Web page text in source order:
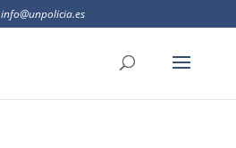
info@unpolicia.es